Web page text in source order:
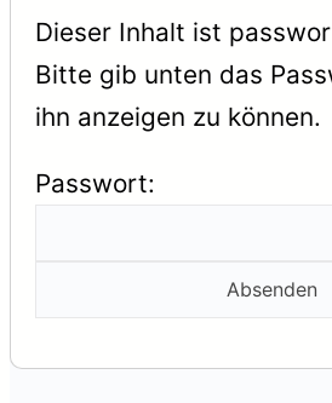
Dieser Inhalt ist
Bitte gib unten das
ihn anzeigen zu können.
Passwort: